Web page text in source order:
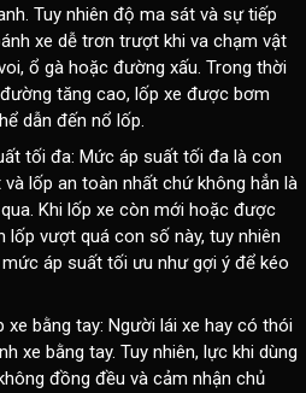
Tuy nhiên độ ma sát và sự tiếp
xe dễ trơn trượt khi va chạm vật
ổ gà hoặc đường xấu. Trong thời
tăng cao, lốp xe được bơm
dẫn đến nổ lốp.
tối đa: Mức áp suất tối đa là con
lốp an toàn nhất chứ không hẳn là
Khi lốp xe còn mới hoặc được
vượt quá con số này, tuy nhiên
áp suất tối ưu như gợi ý để kéo
xe bằng tay: Người lái xe hay có thói
xe bằng tay. Tuy nhiên, lực khi dùng
đồng đều và cảm nhận chủ